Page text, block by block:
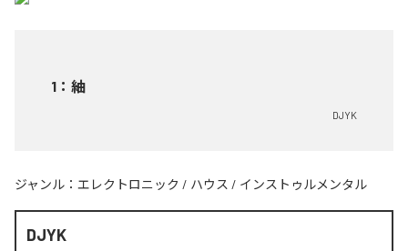
1 ： 紬
DJYK
ジャンル： エレクトロニック / ハウス / インストゥルメンタル
DJYK